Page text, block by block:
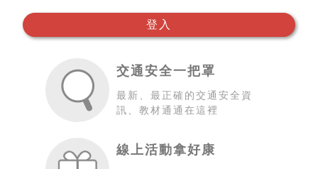
交通安全一把罩
最新、最正確的交通安全資
訊、教材通通在這裡
線上活動拿好康
登入